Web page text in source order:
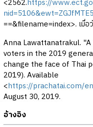
<2562.https://
==&filename=index>. เมื่อ
Anna Lawattanatrakul.
voters in the 2019
change the face of Thai
2019). Available
<https://prachatai.com/
August 30, 2019.
อ้างอิง